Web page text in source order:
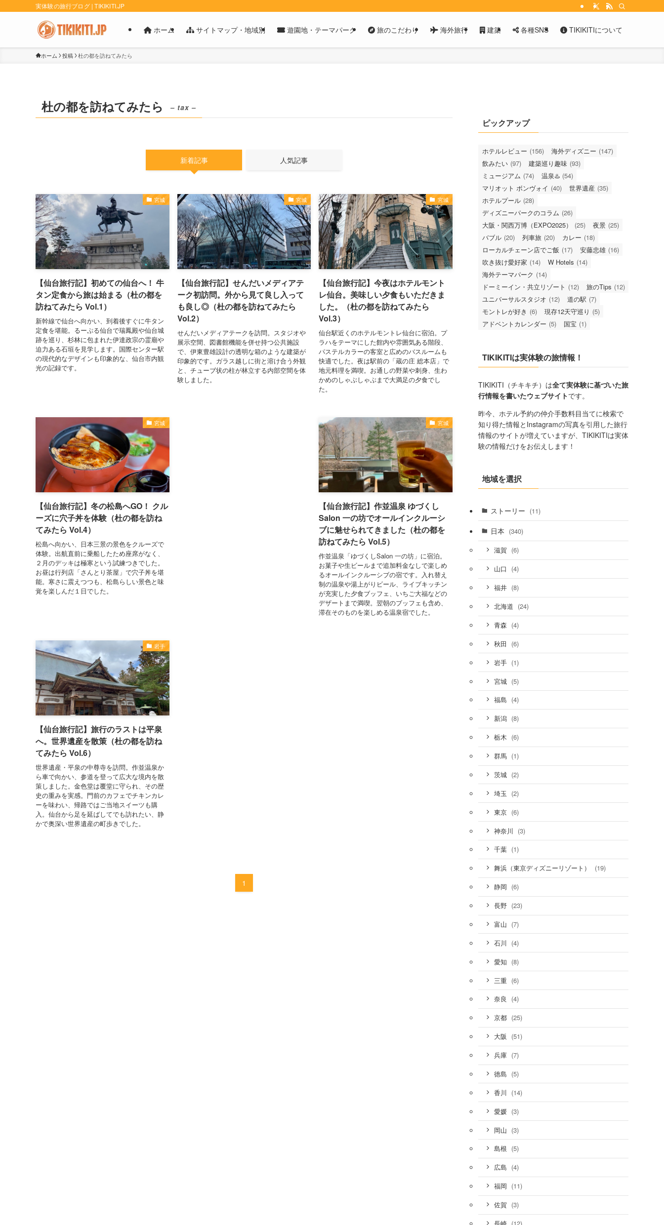
実体験の旅行ブログ | TIKIKITI.JP
ホーム サイトマップ・地域別 遊園地・テーマパーク 旅のこだわり 海外旅行 建築 各種SNS TIKIKITIについて
ホーム 投稿 杜の都を訪ねてみたら
杜の都を訪ねてみたら – tax –
新着記事 人気記事
宮城
【仙台旅行記】初めての仙台へ！ 牛
タン定食から旅は始まる（杜の都を
訪ねてみたら Vol.1）
新幹線で仙台へ向かい、到着後すぐに牛タン
定食を堪能。るーぷる仙台で瑞鳳殿や仙台城
跡を巡り、杉林に包まれた伊達政宗の霊廟や
迫力ある石垣を見学します。国際センター駅
の現代的なデザインも印象的な、仙台市内観
光の記録です。
宮城
【仙台旅行記】せんだいメディアテ
ーク初訪問。外から見て良し入って
も良し◎（杜の都を訪ねてみたら
Vol.2）
せんだいメディアテークを訪問。スタジオや
展示空間、図書館機能を併せ持つ公共施設
で、伊東豊雄設計の透明な箱のような建築が
印象的です。ガラス越しに街と溶け合う外観
と、チューブ状の柱が林立する内部空間を体
験しました。
宮城
【仙台旅行記】今夜はホテルモント
レ仙台。美味しい夕食もいただきま
した。（杜の都を訪ねてみたら
Vol.3）
仙台駅近くのホテルモントレ仙台に宿泊。プ
ラハをテーマにした館内や雰囲気ある階段、
パステルカラーの客室と広めのバスルームも
快適でした。夜は駅前の「蔵の庄 総本店」で
地元料理を満喫。お通しの野菜や刺身、生わ
かめのしゃぶしゃぶまで大満足の夕食でし
た。
宮城
【仙台旅行記】冬の松島へGO！ クル
ーズに穴子丼を体験（杜の都を訪ね
てみたら Vol.4）
松島へ向かい、日本三景の景色をクルーズで
体験。出航直前に乗船したため座席がなく、
２月のデッキは極寒という試練つきでした。
お昼は行列店「さんとり茶屋」で穴子丼を堪
能。寒さに震えつつも、松島らしい景色と味
覚を楽しんだ１日でした。
宮城
【仙台旅行記】作並温泉 ゆづくし
Salon 一の坊でオールインクルーシ
ブに魅せられてきました（杜の都を
訪ねてみたら Vol.5）
作並温泉「ゆづくしSalon 一の坊」に宿泊。
お菓子や生ビールまで追加料金なしで楽しめ
るオールインクルーシブの宿です。入れ替え
制の温泉や湯上がりビール、ライブキッチン
が充実した夕食ブッフェ、いちご大福などの
デザートまで満喫。翌朝のブッフェも含め、
滞在そのものを楽しめる温泉宿でした。
岩手
【仙台旅行記】旅行のラストは平泉
へ。世界遺産を散策（杜の都を訪ね
てみたら Vol.6）
世界遺産・平泉の中尊寺を訪問。作並温泉か
ら車で向かい、参道を登って広大な境内を散
策しました。金色堂は覆堂に守られ、その歴
史の重みを実感。門前のカフェでチキンカレ
ーを味わい、帰路ではご当地スイーツも購
入。仙台から足を延ばしてでも訪れたい、静
かで奥深い世界遺産の町歩きでした。
1
ピックアップ
ホテルレビュー (156) 海外ディズニー (147)
飲みたい (97) 建築巡り趣味 (93)
ミュージアム (74) 温泉♨️ (54)
マリオット ボンヴォイ (40) 世界遺産 (35)
ホテルプール (28)
ディズニーパークのコラム (26)
大阪・関西万博（EXPO2025）
(25) 夜景 (25)
バブル (20) 列車旅 (20) カレー (18)
ローカルチェーン店でご飯 (17) 安藤忠雄 (16)
吹き抜け愛好家 (14) W Hotels (14)
海外テーマパーク (14)
ドーミーイン・共立リゾート (12) 旅のTips (12)
ユニバーサルスタジオ (12) 道の駅 (7)
モントレが好き (6) 現存12天守巡り (5)
アドベントカレンダー (5) 国宝 (1)
TIKIKITIは実体験の旅情報！
TIKIKITI（チキキチ）は全て実体験に基づいた旅
行情報を書いたウェブサイトです。
昨今、ホテル予約の仲介手数料目当てに検索で
知り得た情報とInstagramの写真を引用した旅行
情報のサイトが増えていますが、TIKIKITIは実体
験の情報だけをお伝えします！
地域を選択
ストーリー (11)
日本 (340)
滋賀 (6)
山口 (4)
福井 (8)
北海道 (24)
青森 (4)
秋田 (6)
岩手 (1)
宮城 (5)
福島 (4)
新潟 (8)
栃木 (6)
群馬 (1)
茨城 (2)
埼玉 (2)
東京 (6)
神奈川 (3)
千葉 (1)
舞浜（東京ディズニーリゾート） (19)
静岡 (6)
長野 (23)
富山 (7)
石川 (4)
愛知 (8)
三重 (6)
奈良 (4)
京都 (25)
大阪 (51)
兵庫 (7)
徳島 (5)
香川 (14)
愛媛 (3)
岡山 (3)
島根 (5)
広島 (4)
福岡 (11)
佐賀 (3)